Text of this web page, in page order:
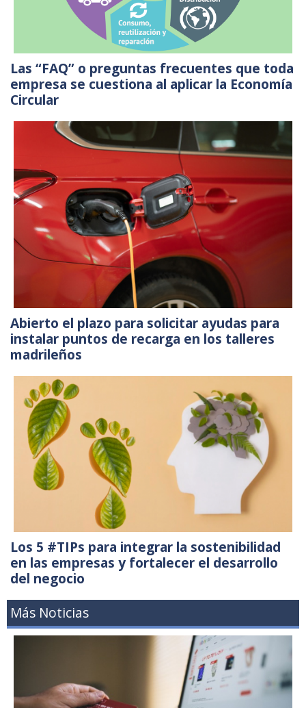
Las “FAQ” o preguntas frecuentes que toda
empresa se cuestiona al aplicar la Economía
Circular
Abierto el plazo para solicitar ayudas para
instalar puntos de recarga en los talleres
madrileños
Los 5 #TIPs para integrar la sostenibilidad
en las empresas y fortalecer el desarrollo
del negocio
Más Noticias